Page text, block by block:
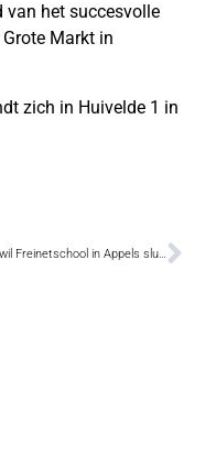
van het succesvolle
Markt in
zich in Huivelde 1 in
Stad wil Freinetschool in Appels sluiten